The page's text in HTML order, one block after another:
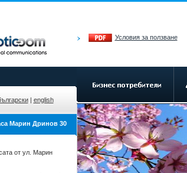
Условия за ползване
| english
Марин Дринов 30
от ул. Марин